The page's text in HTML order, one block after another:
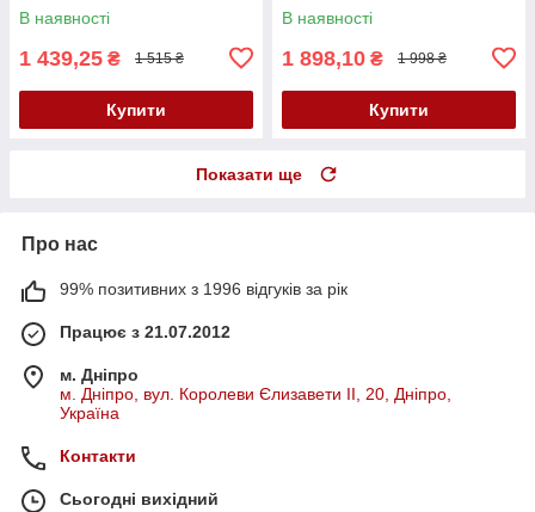
В наявності
1 439,25 ₴ 1 515 ₴
Купити
В наявності
1 898,10 ₴ 1 998 ₴
Купити
Показати ще
Про нас
99% позитивних з 1996 відгуків за рік
Працює з 21.07.2012
м. Дніпро
м. Дніпро, вул. Королеви Єлизавети ІІ, 20, Дніпро,
Україна
Контакти
Сьогодні вихідний